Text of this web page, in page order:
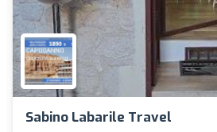
Sabino Labarile Travel